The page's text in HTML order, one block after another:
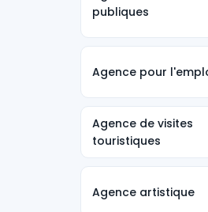
publiques
Agence pour
Agence de visites
touristiques
Agence artistique